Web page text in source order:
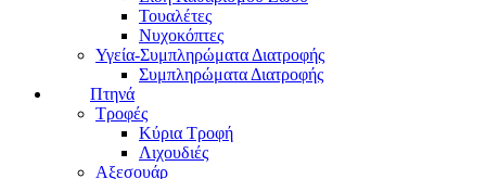
Τουαλέτες
Νυχοκόπτες
Υγεία-Συμπληρώματα Διατροφής
Συμπληρώματα Διατροφής
Πτηνά
Τροφές
Κύρια Τροφή
Λιχουδιές
Αξεσουάρ